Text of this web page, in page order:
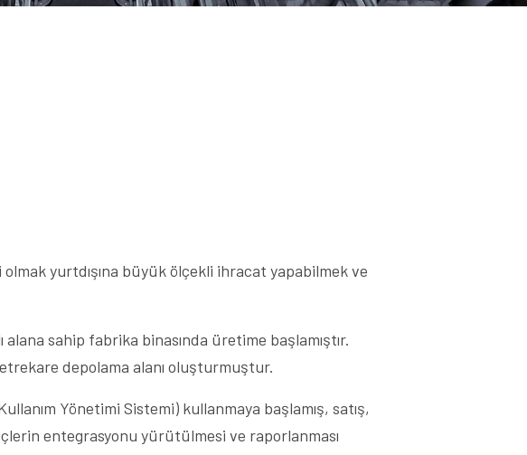
yurtdışına büyük ölçekli ihracat yapabilmek ve
sahip fabrika binasında üretime başlamıştır.
depolama alanı oluşturmuştur.
Yönetimi Sistemi) kullanmaya başlamış, satış,
entegrasyonu yürütülmesi ve raporlanması